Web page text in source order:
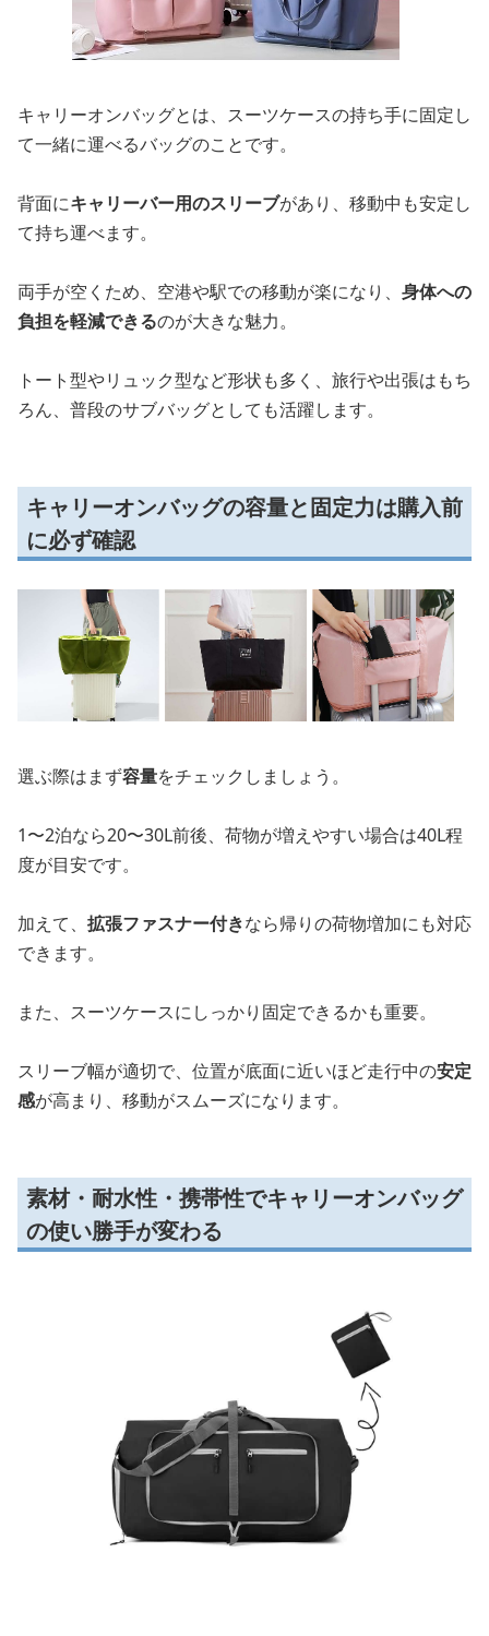
キャリーオンバッグとは、スーツケースの持ち手に固定し
て一緒に運べるバッグのことです。
背面にキャリーバー用のスリーブがあり、移動中も安定し
て持ち運べます。
両手が空くため、空港や駅での移動が楽になり、 身体への
負担を軽減できるのが大きな魅力。
トート型やリュック型など形状も多く、旅行や出張はもち
ろん、普段のサブバッグとしても活躍します。
キャリーオンバッグの容量と固定力は購入前
に必ず確認
選ぶ際はまず容量をチェックしましょう。
1〜2泊なら20〜30L前後、荷物が増えやすい場合は40L程
度が目安です。
加えて、 拡張ファスナー付きなら帰りの荷物増加にも対応
できます。
また、スーツケースにしっかり固定できるかも重要。
スリーブ幅が適切で、位置が底面に近いほど走行中の安定
感が高まり、移動がスムーズになります。
素材・耐水性・携帯性でキャリーオンバッグ
の使い勝手が変わる